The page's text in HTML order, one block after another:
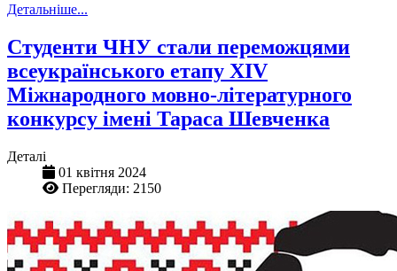
Детальніше...
Студенти ЧНУ стали переможцями
всеукраїнського етапу ХІV
Міжнародного мовно-літературного
конкурсу імені Тараса Шевченка
Деталі
01 квітня 2024
Перегляди: 2150